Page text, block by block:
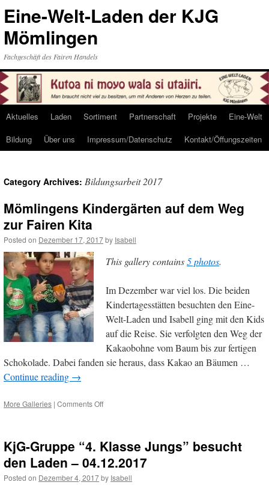
Eine-Welt-Laden der KJG
Mömlingen
Fachgeschäft des Fairen Handels
Skip
to
Aktuelles Laden Sortiment Partnerschaft Projekte
Eine-Welt
Bildung
Über uns Impressum/Datenschutz Kontakt/Öffungszeiten
Category Archives: Bildungsarbeit 2017
Mömlingens Kindergärten auf dem Weg
zur Fairen Kita
Posted on Dezember 17, 2017by Isabell
This gallery contains5 photos.
Im Dezember war viel los. Die beiden
Kindertagesstätten besuchten den Eine-
Welt-Laden und Isabell ging mit den Kids
auf die Reise. Sie verfolgten den Weg der
Kakaobohne vom Baum bis zur fertigen
Schokolade. Dabei fanden sie heraus, dass Kakao an Bäumen …
Continue reading →
More Galleries | Comments Offon
dem
Weg
zur
Fairen
KjG-Gruppe “4. Klasse Jungs” besucht
den Laden – 04.12.2017
Posted on Dezember 4, 2017by Isabell